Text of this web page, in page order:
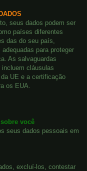
seus dados podem ser
países diferentes
das do seu país,
para proteger
As salvaguardas
cláusulas
UE e a certificação
os EUA.
você
seus dados pessoais em
excluí-los, contestar